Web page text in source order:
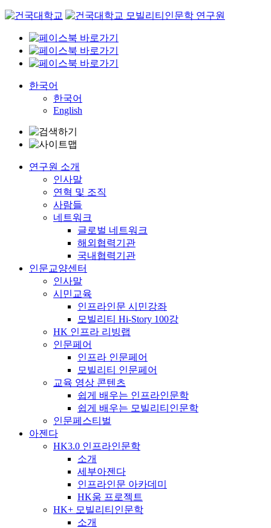
Skip
content
한국어
한국어
English
연구원 소개
인사말
연혁 및 조직
사람들
네트워크
글로벌 네트워크
해외협력기관
국내협력기관
인문교양센터
인사말
시민교육
인프라인문 시민강좌
모빌리티 Hi-Story 100강
HK 인프라 리빙랩
인문페어
인프라 인문페어
모빌리티 인문페어
교육 영상 콘텐츠
쉽게 배우는 인프라인문학
쉽게 배우는 모빌리티인문학
인문페스티벌
아젠다
HK3.0 인프라인문학
소개
세부아젠다
인프라인문 아카데미
HK움 프로젝트
HK+ 모빌리티인문학
소개